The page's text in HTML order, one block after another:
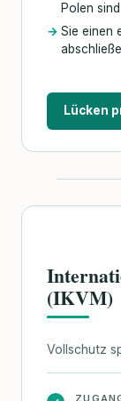
Polen sind
Sie einen
Lücken
(IKVM)
Vollschutz